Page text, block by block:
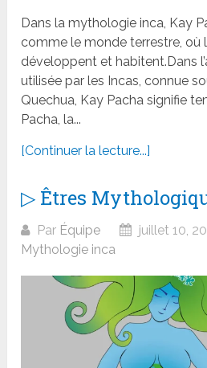
Dans la mythologie inca, Kay
comme le monde terrestre, où
développent et habitent.Dans
utilisée par les Incas, connue
Quechua, Kay Pacha signifie
Pacha, la...
[Continuer la lecture...]
▷ Êtres
Par Équipe juillet 10,
Mythologie inca